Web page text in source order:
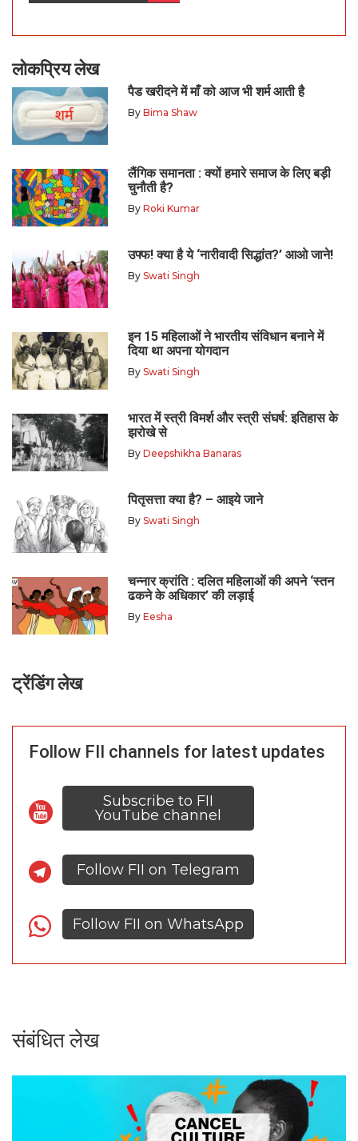
लोकप्रिय लेख
पैड खरीदने में माँ को आज भी शर्म आती है
By Bima Shaw
लैंगिक समानता : क्यों हमारे समाज के लिए बड़ी
चुनौती है?
By Roki Kumar
उफ्फ! क्या है ये ‘नारीवादी सिद्धांत?’ आओ जाने!
By Swati Singh
इन 15 महिलाओं ने भारतीय संविधान बनाने में
दिया था अपना योगदान
By Swati Singh
भारत में स्त्री विमर्श और स्त्री संघर्ष: इतिहास के
झरोखे से
By Deepshikha Banaras
पितृसत्ता क्या है? – आइये जाने
By Swati Singh
चन्नार क्रांति : दलित महिलाओं की अपने ‘स्तन
ढकने के अधिकार’ की लड़ाई
By Eesha
ट्रेंडिंग लेख
Follow FII channels for latest updates
Subscribe to FII
YouTube channel
Follow FII on Telegram
Follow FII on WhatsApp
संबंधित लेख